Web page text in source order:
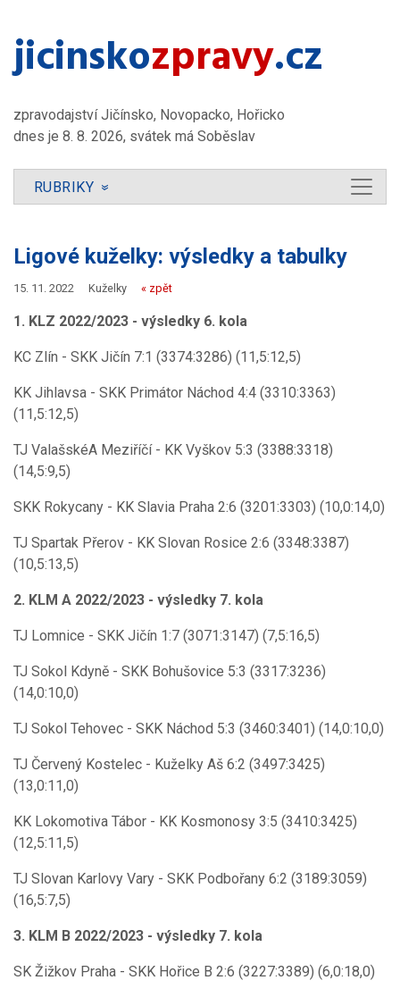
jicinsko​zpravy.cz
zpravodajství Jičínsko, Novopacko, Hořicko
dnes je 8. 8. 2026, svátek má Soběslav
RUBRIKY »
Ligové kuželky: výsledky a tabulky
15. 11. 2022 Kuželky « zpět
1. KLZ 2022/2023 - výsledky 6. kola
KC Zlín - SKK Jičín 7:1 (3374:3286) (11,5:12,5)
KK Jihlavsa - SKK Primátor Náchod 4:4 (3310:3363)
(11,5:12,5)
TJ ValašskéA Meziříčí - KK Vyškov 5:3 (3388:3318)
(14,5:9,5)
SKK Rokycany - KK Slavia Praha 2:6 (3201:3303) (10,0:14,0)
TJ Spartak Přerov - KK Slovan Rosice 2:6 (3348:3387)
(10,5:13,5)
2. KLM A 2022/2023 - výsledky 7. kola
TJ Lomnice - SKK Jičín 1:7 (3071:3147) (7,5:16,5)
TJ Sokol Kdyně - SKK Bohušovice 5:3 (3317:3236)
(14,0:10,0)
TJ Sokol Tehovec - SKK Náchod 5:3 (3460:3401) (14,0:10,0)
TJ Červený Kostelec - Kuželky Aš 6:2 (3497:3425)
(13,0:11,0)
KK Lokomotiva Tábor - KK Kosmonosy 3:5 (3410:3425)
(12,5:11,5)
TJ Slovan Karlovy Vary - SKK Podbořany 6:2 (3189:3059)
(16,5:7,5)
3. KLM B 2022/2023 - výsledky 7. kola
SK Žižkov Praha - SKK Hořice B 2:6 (3227:3389) (6,0:18,0)